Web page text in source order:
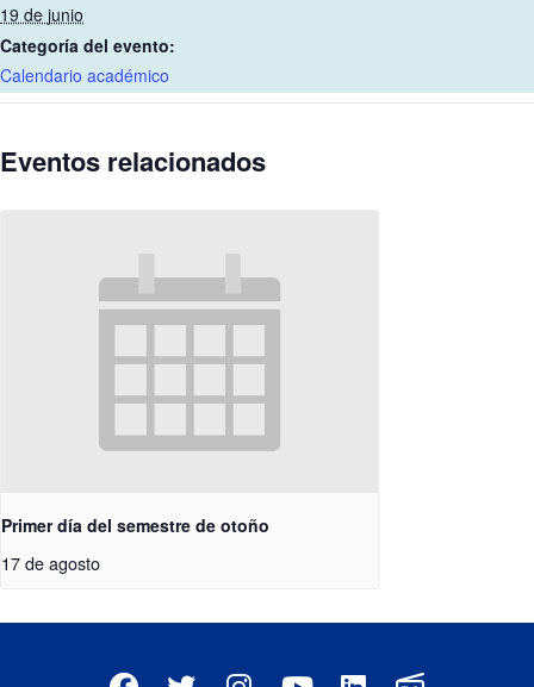
19 de junio
Categoría del evento:
Calendario académico
Eventos relacionados
Primer día del semestre de otoño
17 de agosto